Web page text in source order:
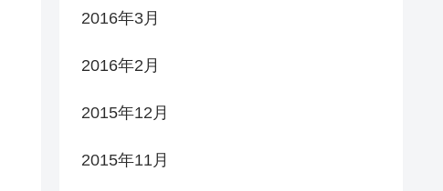
2016年3月
2016年2月
2015年12月
2015年11月